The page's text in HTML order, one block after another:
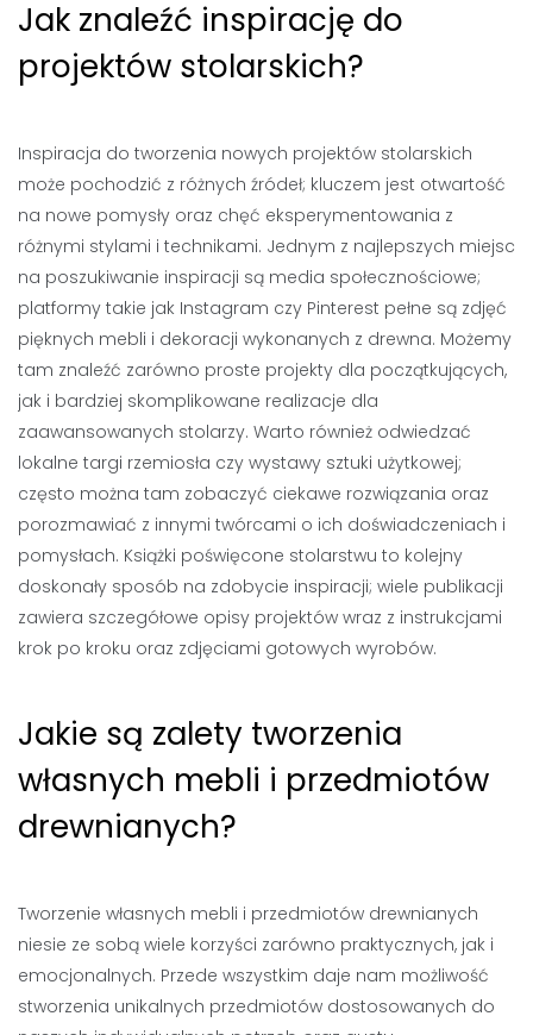
Jak znaleźć inspirację do
projektów stolarskich?
Inspiracja do tworzenia nowych projektów stolarskich
może pochodzić z różnych źródeł; kluczem jest otwartość
na nowe pomysły oraz chęć eksperymentowania z
różnymi stylami i technikami. Jednym z najlepszych miejsc
na poszukiwanie inspiracji są media społecznościowe;
platformy takie jak Instagram czy Pinterest pełne są zdjęć
pięknych mebli i dekoracji wykonanych z drewna. Możemy
tam znaleźć zarówno proste projekty dla początkujących,
jak i bardziej skomplikowane realizacje dla
zaawansowanych stolarzy. Warto również odwiedzać
lokalne targi rzemiosła czy wystawy sztuki użytkowej;
często można tam zobaczyć ciekawe rozwiązania oraz
porozmawiać z innymi twórcami o ich doświadczeniach i
pomysłach. Książki poświęcone stolarstwu to kolejny
doskonały sposób na zdobycie inspiracji; wiele publikacji
zawiera szczegółowe opisy projektów wraz z instrukcjami
krok po kroku oraz zdjęciami gotowych wyrobów.
Jakie są zalety tworzenia
własnych mebli i przedmiotów
drewnianych?
Tworzenie własnych mebli i przedmiotów drewnianych
niesie ze sobą wiele korzyści zarówno praktycznych, jak i
emocjonalnych. Przede wszystkim daje nam możliwość
stworzenia unikalnych przedmiotów dostosowanych do